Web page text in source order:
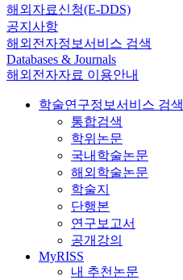
해외자료신청(E-DDS)
공지사항
해외전자정보서비스 검색
Databases & Journals
해외전자자료 이용안내
학술연구정보서비스 검색
통합검색
학위논문
국내학술논문
해외학술논문
학술지
단행본
연구보고서
공개강의
MyRISS
내 추천논문